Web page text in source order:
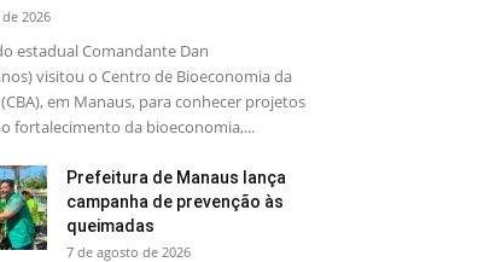
2026
estadual Comandante Dan
visitou o Centro de Bioeconomia da
em Manaus, para conhecer projetos
fortalecimento da bioeconomia,...
Prefeitura de Manaus lança
campanha de prevenção às
queimadas
7 de agosto de 2026